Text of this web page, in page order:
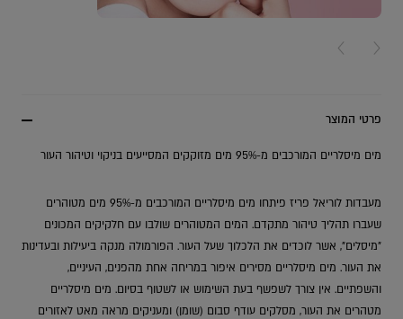
NEXT CARD
פרטי המוצר
מים מיסלריים המורכבים מ-95% מים מזוקקים המסייעים בניקוי וטיהור העור
מעבדות לוריאל פריז פיתחו מים מיסלריים המורכבים מ-95% מים מטוהרים
שעברו תהליך טיהור מתקדם. המים המטוהרים שולבו עם חלקיקים המכונים
"מיסלים", אשר לוכדים את הלכלוך שעל העור. הפורמולה מנקה ביעילות ובעדינות
את העור. מים מיסלריים מסירים איפור במריחה אחת מהפנים, העיניים,
והשפתיים. אין צורך לשפשף בעת השימוש או לשטוף בסיום. מים מיסלריים
מטהרים את העור, מסלקים עודף סבום (שומן) ומעניקים מראה מאט לאזורים